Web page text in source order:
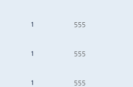
1 555
1 555
1 555